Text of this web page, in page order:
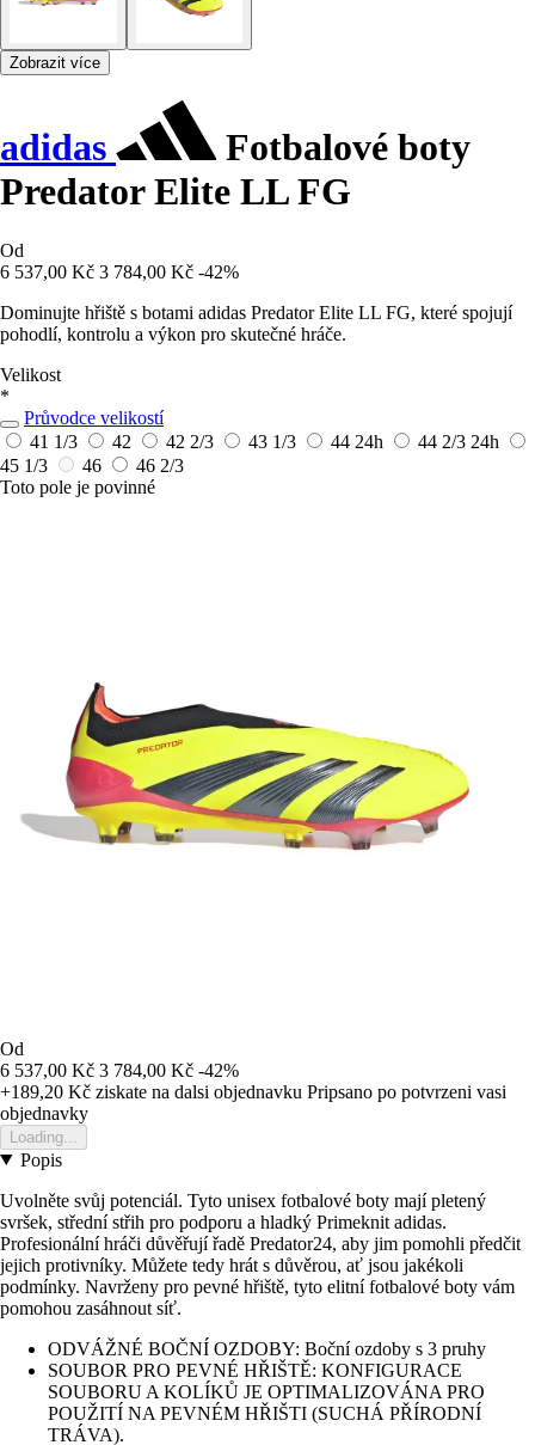
Zobrazit více
adidas
Fotbalové boty
Predator Elite LL FG
Od
6 537,00 Kč 3 784,00 Kč -42%
Dominujte hřiště s botami adidas Predator Elite LL FG, které spojují
pohodlí, kontrolu a výkon pro skutečné hráče.
Velikost
*
Průvodce velikostí
41 1/3
42 42 2/3 43 1/3 44 24h 44 2/3 24h
45 1/3
46
46 2/3
Toto pole je povinné
Od
6 537,00 Kč 3 784,00 Kč -42%
+189,20 Kč ziskate na dalsi objednavku Pripsano po potvrzeni vasi
objednavky
Loading...
Popis
Uvolněte svůj potenciál. Tyto unisex fotbalové boty mají pletený
svršek, střední střih pro podporu a hladký Primeknit adidas.
Profesionální hráči důvěřují řadě Predator24, aby jim pomohli předčit
jejich protivníky. Můžete tedy hrát s důvěrou, ať jsou jakékoli
podmínky. Navrženy pro pevné hřiště, tyto elitní fotbalové boty vám
pomohou zasáhnout síť.
ODVÁŽNÉ BOČNÍ OZDOBY: Boční ozdoby s 3 pruhy
SOUBOR PRO PEVNÉ HŘIŠTĚ: KONFIGURACE
SOUBORU A KOLÍKŮ JE OPTIMALIZOVÁNA PRO
POUŽITÍ NA PEVNÉM HŘIŠTI (SUCHÁ PŘÍRODNÍ
TRÁVA).